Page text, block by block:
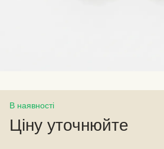
В наявності
Ціну уточнюйте